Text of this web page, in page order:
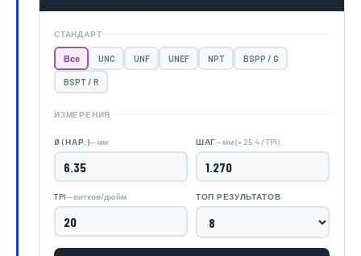
СТАНДАРТ
Все UNC UNF UNEF NPT BSPP / G
BSPT / R
ИЗМЕРЕНИЯ
Ø (НАР.)— мм ШАГ— мм (= 25.4 / TPI)
TPI— витков/дюйм ТОП РЕЗУЛЬТАТОВ